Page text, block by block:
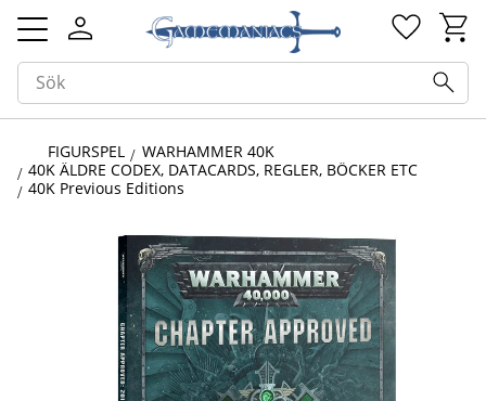
Meny
FIGURSPEL
WARHAMMER 40K
40K ÄLDRE CODEX, DATACARDS, REGLER, BÖCKER ETC
40K Previous Editions